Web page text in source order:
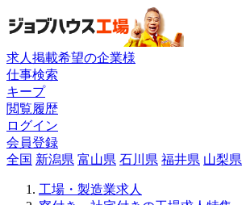
求人掲載希望の企業様
仕事検索
キープ
閲覧履歴
ログイン
会員登録
全国 新潟県 富山県 石川県 福井県 山梨県
工場・製造業求人